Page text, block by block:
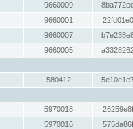
9660009
9660001
9660007
9660005
580412
5970018
5970016